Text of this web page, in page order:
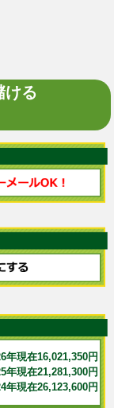
ける
年現在16,021,350円
年現在21,281,300円
年現在26,123,600円